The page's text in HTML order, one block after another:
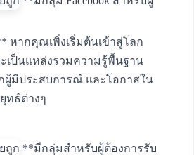
หากคุณเพิ่งเริ่มต้นเข้าสู่โลก
เป็นแหล่งรวมความรู้พื้นฐาน
ผู้มีประสบการณ์ และโอกาสใน
ทธ์ต่างๆ
**มีกลุ่มสำหรับผู้ต้องการรับ